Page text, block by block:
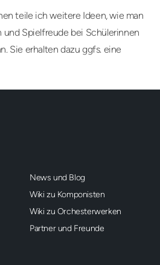
teile ich weitere Ideen, wie man
und Spielfreude bei Schülerinnen
Sie erhalten dazu ggfs. eine
News und Blog
Wiki zu Komponisten
Wiki zu Orchesterwerken
Partner und Freunde